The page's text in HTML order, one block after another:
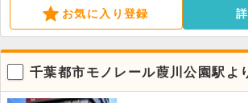
気軽にお問い合わせください。
お気に入り登録
千葉都市モノレール葭川公園駅よ
舗・事務所物件です。